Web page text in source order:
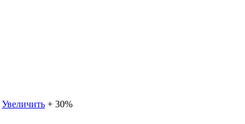
Увеличить + 30%